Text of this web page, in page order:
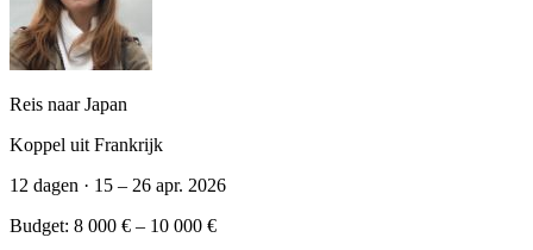
Reis naar Japan
Koppel uit Frankrijk
12 dagen · 15 – 26 apr. 2026
Budget: 8 000 € – 10 000 €